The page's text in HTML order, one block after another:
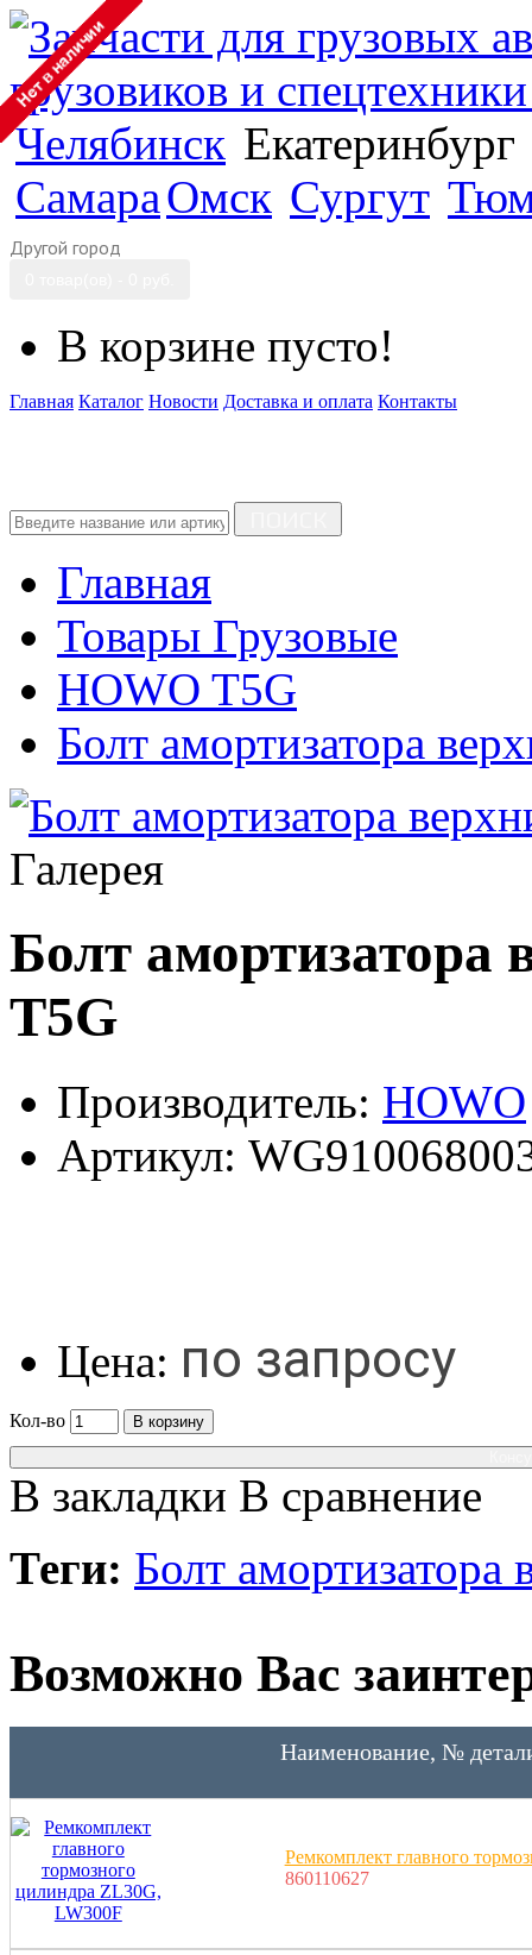
Челябинск Екатеринбург
СамараОмск Сургут
Другой город
В корзине пусто!
Главная Каталог Новости Доставка и оплата Контакты
Главная
Товары Грузовые
HOWO T5G
Болт амортизатора
Галерея
Болт амортизатора
T5G
Производитель: HOWO
Артикул:
Цена: по запросу
Кол-во
В корзину
В закладки В сравнение
Теги: Болт амортизатора
Возможно Вас
Наименование, №
Ремкомплект главного
860110627